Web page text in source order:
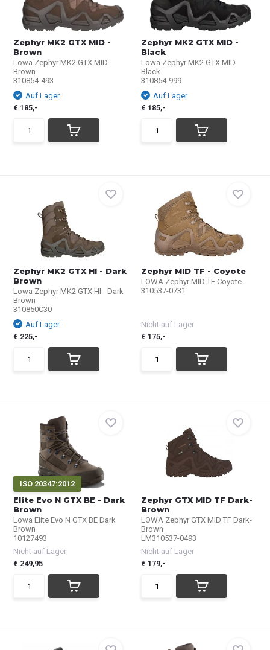
Zephyr MK2 GTX MID -
Brown
Lowa Zephyr MK2 GTX MID
Brown
310854-493
Auf Lager
€ 185,-
Zephyr MK2 GTX MID -
Black
Lowa Zephyr MK2 GTX MID
Black
310854-999
Auf Lager
€ 185,-
Zephyr MK2 GTX HI - Dark
Brown
Lowa Zephyr MK2 GTX HI - Dark
Brown
310850C30
Auf Lager
€ 225,-
Zephyr MID TF - Coyote
LOWA Zephyr MID TF Coyote
310537-0731
Nicht auf Lager
€ 175,-
ISO 20347:2012
Elite Evo N GTX BE - Dark
Brown
Lowa Elite Evo N GTX BE Dark
Brown
10127493
Nicht auf Lager
€ 249,95
Zephyr GTX MID TF Dark-
Brown
LOWA Zephyr GTX MID TF Dark-
Brown
LM310537-0493
Nicht auf Lager
€ 179,-